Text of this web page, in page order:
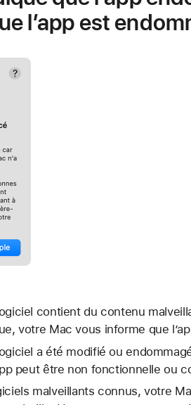
l’app est
contient du contenu
votre Mac vous informe que
a été modifié ou
peut être non fonctionnelle ou
malveillants connus, votre